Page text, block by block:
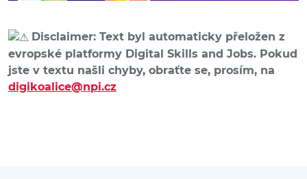
Disclaimer: Text byl automaticky přeložen z
evropské platformy Digital Skills and Jobs. Pokud
jste v textu našli chyby, obraťte se, prosím, na
digikoalice@npi.cz